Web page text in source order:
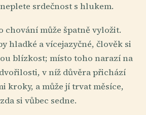
srdečnost s hlukem.
chování může špatně vyložit.
hladké a vícejazyčné, člověk si
blízkost; místo toho narazí na
v níž důvěra přichází
kroky, a může jí trvat měsíce,
si vůbec sedne.